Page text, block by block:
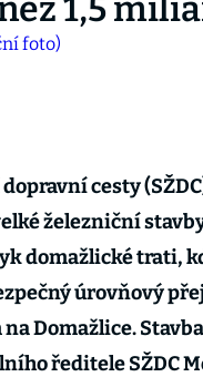
1,5
cesty
železniční
domažlické trati,
úrovňový
Domažlice.
ředitele SŽDC